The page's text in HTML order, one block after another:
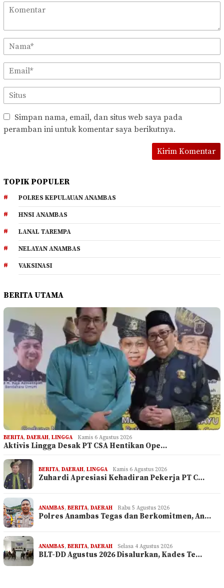
Simpan nama, email, dan situs web saya pada
peramban ini untuk komentar saya berikutnya.
TOPIK POPULER
POLRES KEPULAUAN ANAMBAS
HNSI ANAMBAS
LANAL TAREMPA
NELAYAN ANAMBAS
VAKSINASI
BERITA UTAMA
BERITA, DAERAH, LINGGA Kamis 6 Agustus 2026
Aktivis Lingga Desak PT CSA Hentikan Ope…
BERITA, DAERAH, LINGGA Kamis 6 Agustus 2026
Zuhardi Apresiasi Kehadiran Pekerja PT C…
ANAMBAS, BERITA, DAERAH Rabu 5 Agustus 2026
Polres Anambas Tegas dan Berkomitmen, An…
ANAMBAS, BERITA, DAERAH Selasa 4 Agustus 2026
BLT-DD Agustus 2026 Disalurkan, Kades Te…